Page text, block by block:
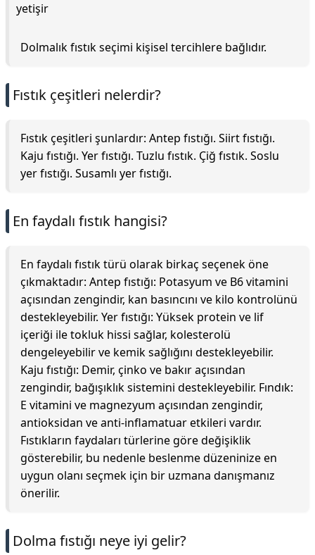
yetişir
Dolmalık fıstık seçimi kişisel tercihlere bağlıdır.
Fıstık çeşitleri nelerdir?
Fıstık çeşitleri şunlardır: Antep fıstığı. Siirt fıstığı.
Kaju fıstığı. Yer fıstığı. Tuzlu fıstık. Çiğ fıstık. Soslu
yer fıstığı. Susamlı yer fıstığı.
En faydalı fıstık hangisi?
En faydalı fıstık türü olarak birkaç seçenek öne
çıkmaktadır: Antep fıstığı: Potasyum ve B6 vitamini
açısından zengindir, kan basıncını ve kilo kontrolünü
destekleyebilir. Yer fıstığı: Yüksek protein ve lif
içeriği ile tokluk hissi sağlar, kolesterolü
dengeleyebilir ve kemik sağlığını destekleyebilir.
Kaju fıstığı: Demir, çinko ve bakır açısından
zengindir, bağışıklık sistemini destekleyebilir. Fındık:
E vitamini ve magnezyum açısından zengindir,
antioksidan ve anti-inflamatuar etkileri vardır.
Fıstıkların faydaları türlerine göre değişiklik
gösterebilir, bu nedenle beslenme düzeninize en
uygun olanı seçmek için bir uzmana danışmanız
önerilir.
Dolma fıstığı neye iyi gelir?